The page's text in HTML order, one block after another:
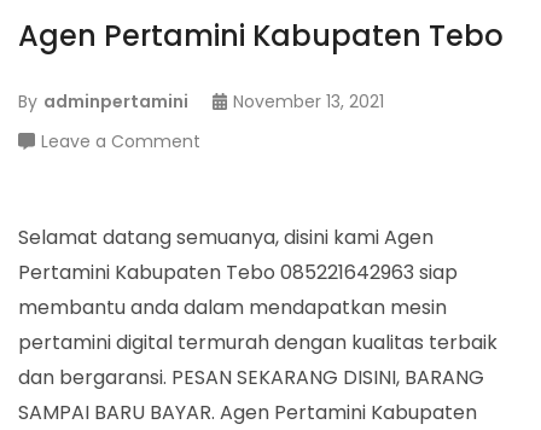
Agen Pertamini Kabupaten Tebo
By adminpertamini
November 13, 2021
Leave a Comment
Kabupaten
Tebo
Selamat datang semuanya, disini kami Agen
Pertamini Kabupaten Tebo 085221642963 siap
membantu anda dalam mendapatkan mesin
pertamini digital termurah dengan kualitas terbaik
dan bergaransi. PESAN SEKARANG DISINI, BARANG
SAMPAI BARU BAYAR. Agen Pertamini Kabupaten